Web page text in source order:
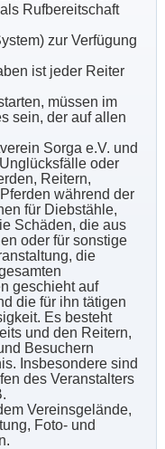
Rufbereitschaft
zur Verfügung
ist jeder Reiter
müssen im
sein, der auf allen
Sorga e.V. und
oder
Reitern,
während der
für Diebstähle,
Schäden, die aus
oder für sonstige
die
geschieht auf
die für ihn tätigen
Es besteht
und den Reitern,
Besuchern
Insbesondere sind
des Veranstalters
Vereinsgelände,
Foto- und